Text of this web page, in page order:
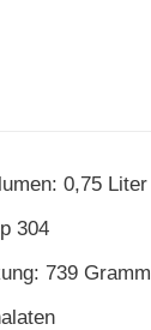
0,75 Liter
304
739 Gramm